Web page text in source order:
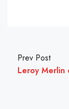
Prev Post
Leroy Merlin